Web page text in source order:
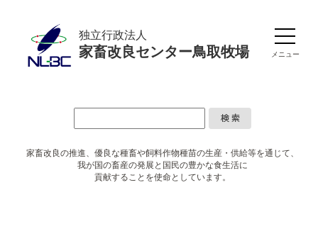
独立行政法人
家畜改良センター鳥取牧場 メニュー
家畜改良の推進、優良な種畜や飼料作物種苗の生産・供給等を通じて、
我が国の畜産の発展と国民の豊かな食生活に
貢献することを使命としています。